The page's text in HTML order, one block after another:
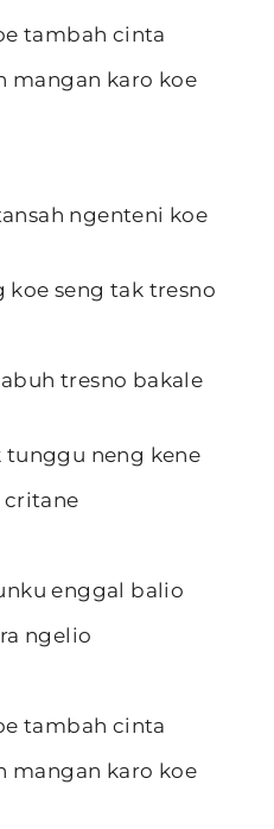
tambah cinta
mangan karo koe
ngenteni koe
koe seng tak tresno
tresno bakale
tunggu neng kene
critane
enggal balio
ngelio
tambah cinta
mangan karo koe